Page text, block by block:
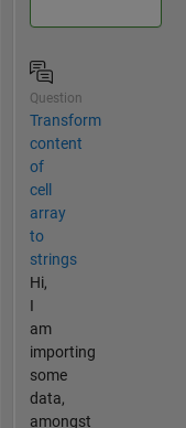
Question
Transform
content
of
cell
array
to
strings
Hi,
I
am
importing
some
data,
amongst